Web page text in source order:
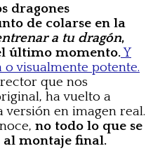
dragones
de colarse en la
a tu dragón,
último momento.Y
visualmente potente.
que nos
ha vuelto a
versión en imagen real.
no todo lo que se
al montaje final.